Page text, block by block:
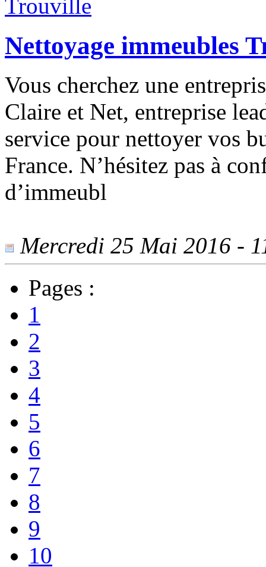
Nettoyage immeubles
Vous cherchez une
Claire et Net, entreprise
service pour nettoyer vos
France. N’hésitez pas à
d’immeubl
Mercredi 25 Mai 2016 -
Pages :
1
2
3
4
5
6
7
8
9
10